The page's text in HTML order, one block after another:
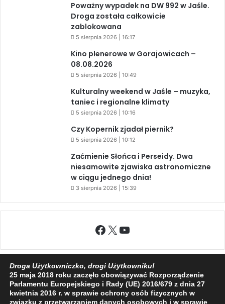
Poważny wypadek na DW 992 w Jaśle.
Droga została całkowicie
zablokowana
5 sierpnia 2026 | 16:17
Kino plenerowe w Gorajowicach –
08.08.2026
5 sierpnia 2026 | 10:49
Kulturalny weekend w Jaśle – muzyka,
taniec i regionalne klimaty
5 sierpnia 2026 | 10:16
Czy Kopernik zjadał piernik?
5 sierpnia 2026 | 10:12
Zaćmienie Słońca i Perseidy. Dwa
niesamowite zjawiska astronomiczne
w ciągu jednego dnia!
3 sierpnia 2026 | 15:39
Facebook
X YouTube
2009 - 2026 © Wszelkie prawa zastrzeżone
O NAS
REDAKCJA POLITYKA PRYWATNOŚCI
Droga Użytkowniczko, drogi Użytkowniku!
25 maja 2018 roku zaczęło obowiązywać Rozporządzenie
Parlamentu Europejskiego i Rady (UE) 2016/679 z dnia 27
kwietnia 2016 r. w sprawie ochrony osób fizycznych w
związku z przetwarzaniem danych osobowych i w sprawie